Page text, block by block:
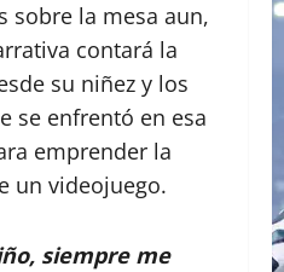
sobre la mesa aun,
contará la
su niñez y los
se enfrentó en esa
emprender la
un videojuego.
siempre me